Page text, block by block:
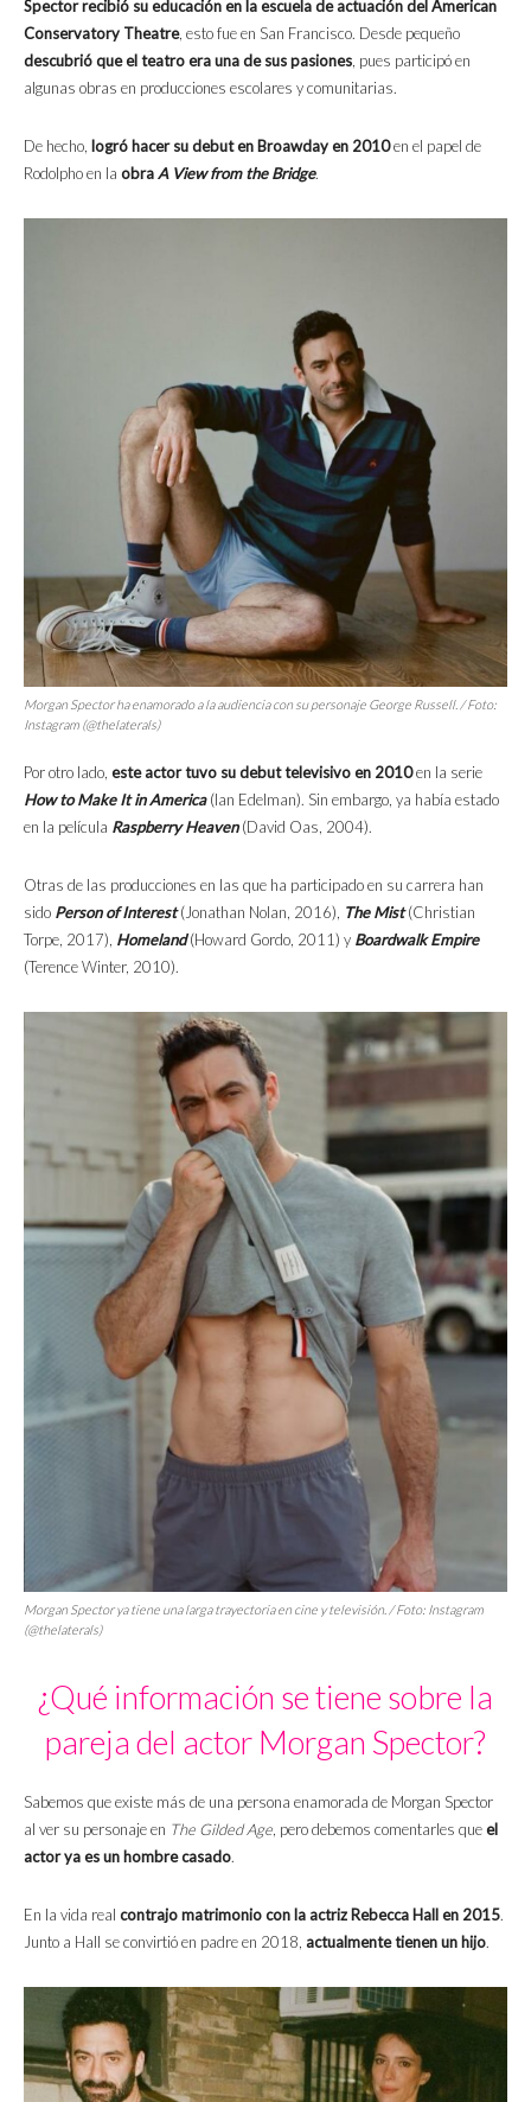
Spector recibió su educación en la escuela de actuación del American
Conservatory Theatre, esto fue en San Francisco. Desde pequeño
descubrió que el teatro era una de sus pasiones, pues participó en
algunas obras en producciones escolares y comunitarias.
De hecho, logró hacer su debut en Broawday en 2010en el papel de
Rodolpho en la obraA View from the Bridge.
Morgan Spector ha enamorado a la audiencia con su personaje George Russell. / Foto:
Instagram (@thelaterals)
Por otro lado, este actor tuvo su debut televisivo en 2010en la serie
How to Make It in America(Ian Edelman). Sin embargo, ya había estado
en la película Raspberry Heaven(David Oas, 2004).
Otras de las producciones en las que ha participado en su carrera han
sido Person of Interest(Jonathan Nolan, 2016), The Mist(Christian
Torpe, 2017), Homeland(Howard Gordo, 2011) y Boardwalk Empire
(Terence Winter, 2010).
Morgan Spector ya tiene una larga trayectoria en cine y televisión. / Foto: Instagram
(@thelaterals)
¿Qué información se tiene sobre la
pareja del actor Morgan Spector?
Sabemos que existe más de una persona enamorada de Morgan Spector
al ver su personaje en The Gilded Age, pero debemos comentarles queel
actor ya es un hombre casado.
En la vida real contrajo matrimonio con la actriz Rebecca Hall en 2015.
Junto a Hall se convirtió en padre en 2018, actualmente tienen un hijo.